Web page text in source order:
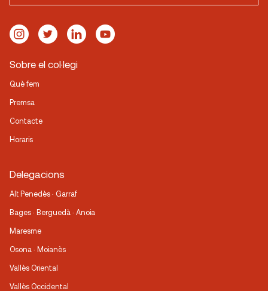
Sobre el col·legi
Què fem
Premsa
Contacte
Horaris
Delegacions
Alt Penedès · Garraf
Bages · Berguedà · Anoia
Maresme
Osona · Moianès
Vallès Oriental
Vallès Occidental